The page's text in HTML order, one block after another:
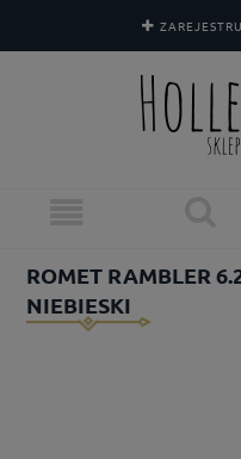
ROMET RAMBLER
NIEBIESKI